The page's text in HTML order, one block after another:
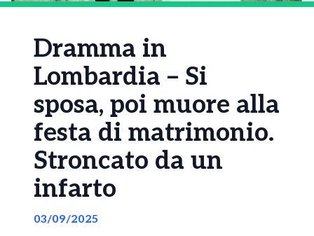
Dramma in
Lombardia – Si
sposa, poi muore alla
festa di matrimonio.
Stroncato da un
infarto
03/09/2025